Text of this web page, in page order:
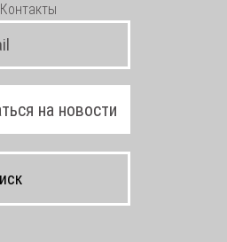
Контакты